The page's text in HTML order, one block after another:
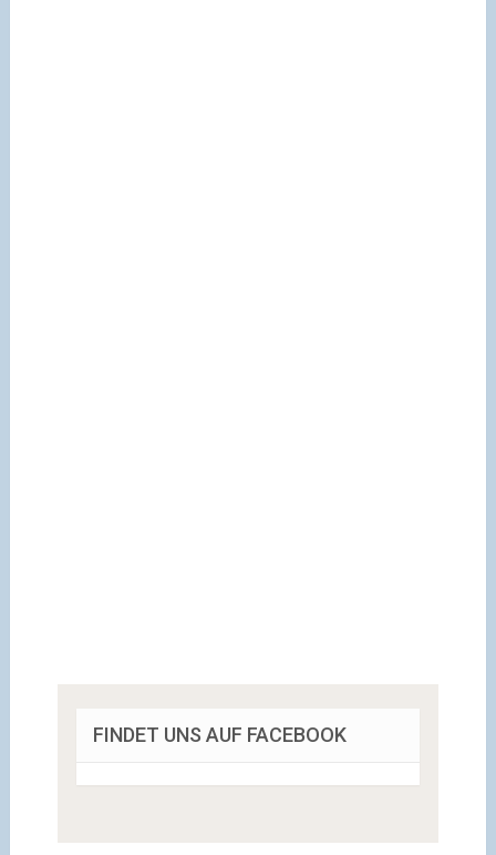
FINDET UNS AUF FACEBOOK